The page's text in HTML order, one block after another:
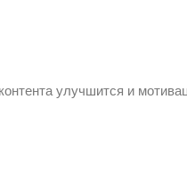
улучшится и